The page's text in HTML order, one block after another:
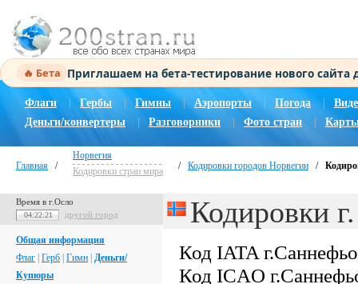
🔥 Бета Приглашаем на бета-тестирование нового
Флаги Гербы Гимны | Аэропорты Погода |
Деньги/конвертеры
Разговорники Фото стран
Главная /
Норвегия
Кодировки стран мира
/ Кодировки городов Норвегии /
Время в г.Осло
04:22:22 другой город
Общая информация
Флаг Герб Гимн Деньги/
Купюры
Кодировки
Код IATA
Код ICAO